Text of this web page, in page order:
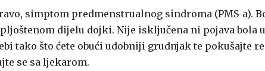
simptom predmenstrualnog sindroma (PMS-a).
dijelu dojki. Nije isključena ni pojava bola
tako što ćete obući udobniji grudnjak te pokušajte
se sa ljekarom.